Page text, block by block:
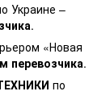
Украине –
.
«Новая
перевозчика.
по